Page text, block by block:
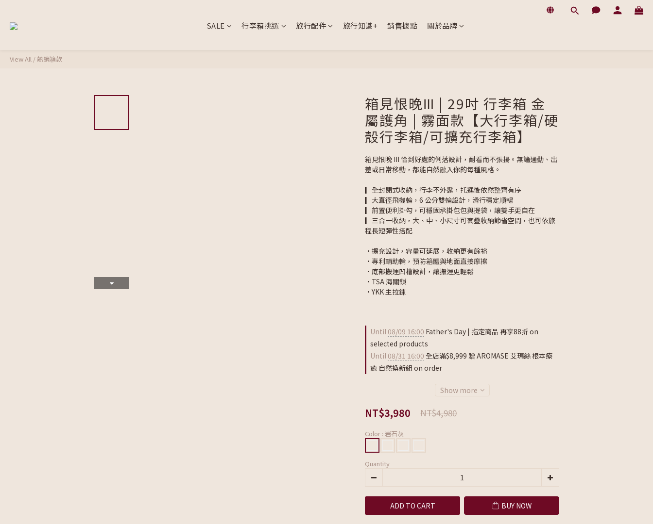
SALE 行李箱挑選 旅行配件 旅行知識+ 銷售據點 關於品牌
View All /熱銷箱款
箱見恨晚Ⅲ | 29吋 行李箱 金
屬護角 | 霧面款【大行李箱/硬
殼行李箱/可擴充行李箱】
箱見恨晚 III 恰到好處的俐落設計，耐看而不張揚。無論通勤、出
差或日常移動，都能自然融入你的每種風格。
▎全封閉式收納，行李不外露，托運後依然整齊有序
▎大直徑飛機輪，6 公分雙輪設計，滑行穩定順暢
▎前置便利掛勾，可穩固承掛包包與提袋，讓雙手更自在
▎三合一收納，大、中、小尺寸可套疊收納節省空間，也可依旅
程長短彈性搭配
•擴充設計，容量可延展，收納更有餘裕
•專利輔助輪，預防箱體與地面直接摩擦
•底部搬運凹槽設計，讓搬運更輕鬆
•TSA 海關鎖
•YKK 主拉鍊
Until 08/09 16:00 Father's Day | 指定商品 再享88折 on
selected products
Until 08/31 16:00 全店滿$8,999 贈 AROMASE 艾瑪絲 根本療
癒 自然換新組 on order
Show more
NT$3,980 NT$4,980
Color : 岩石灰
Quantity
ADD TO CART BUY NOW